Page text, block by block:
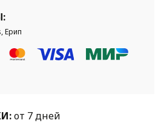
Ерип
от 7 дней